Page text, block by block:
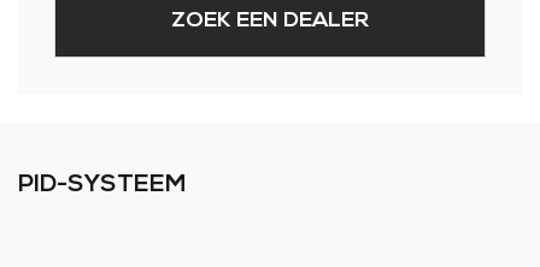
ZOEK EEN DEALER
PID-SYSTEEM